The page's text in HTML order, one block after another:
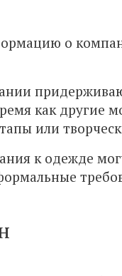
о
как другие
или
к одежде